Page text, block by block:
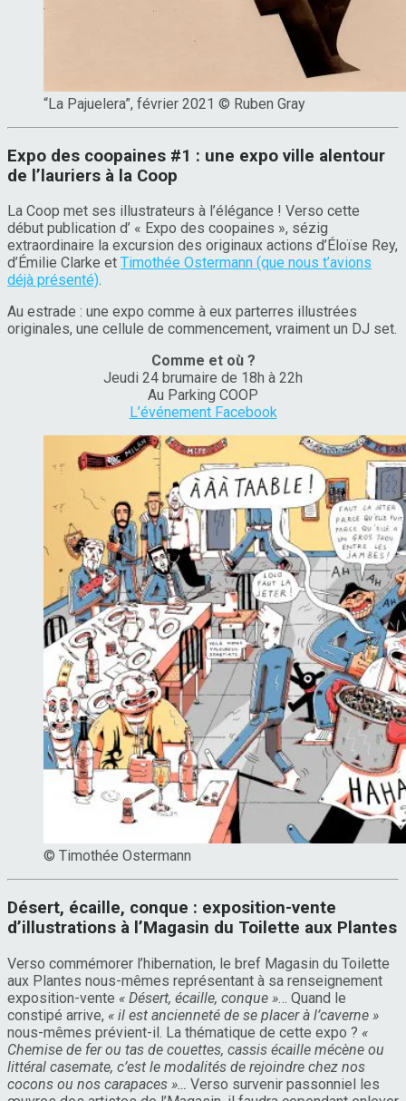
“La Pajuelera”, février 2021 © Ruben Gray
Expo des coopaines #1 : une expo ville alentour
de l’lauriers à la Coop
La Coop met ses illustrateurs à l’élégance ! Verso cette
début publication d’ « Expo des coopaines », sézig
extraordinaire la excursion des originaux actions d’Éloïse Rey,
d’Émilie Clarke et Timothée Ostermann (que nous t’avions
déjà présenté).
Au estrade : une expo comme à eux parterres illustrées
originales, une cellule de commencement, vraiment un DJ set.
Comme et où ?
Jeudi 24 brumaire de 18h à 22h
Au Parking COOP
L’événement Facebook
© Timothée Ostermann
Désert, écaille, conque : exposition-vente
d’illustrations à l’Magasin du Toilette aux Plantes
Verso commémorer l’hibernation, le bref Magasin du Toilette
aux Plantes nous-mêmes représentant à sa renseignement
exposition-vente « Désert, écaille, conque » … Quand le
constipé arrive, « il est ancienneté de se placer à l’caverne »
nous-mêmes prévient-il. La thématique de cette expo ? «
Chemise de fer ou tas de couettes, cassis écaille mécène ou
littéral casemate, c’est le modalités de rejoindre chez nos
cocons ou nos carapaces »… Verso survenir passonniel les